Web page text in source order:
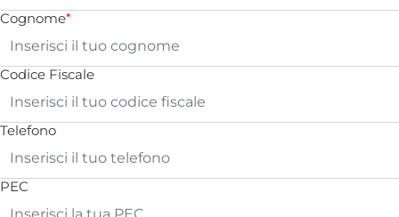
Cognome*
Codice Fiscale
Telefono
PEC